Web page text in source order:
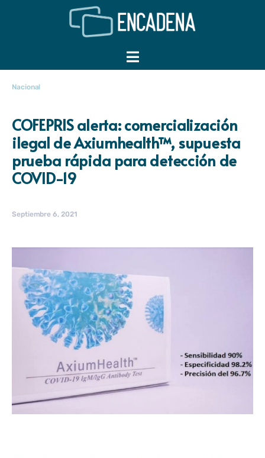
Nacional
COFEPRIS alerta: comercialización
ilegal de Axiumhealth™, supuesta
prueba rápida para detección de
COVID-19
Septiembre 6, 2021